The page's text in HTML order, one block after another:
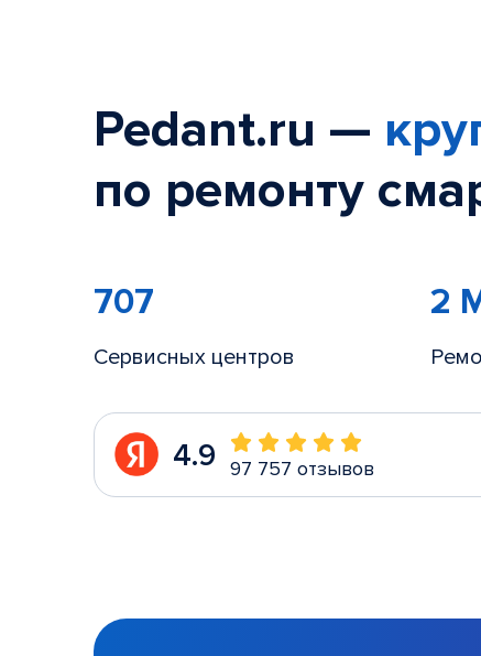
Pedant.ru —
по ремонту
707
Сервисных центров
2
4.9 97 757 отзывов